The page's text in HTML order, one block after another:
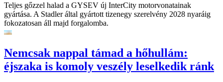
Teljes gőzzel halad a GYSEV új InterCity motorvonatainak
gyártása. A Stadler által gyártott tizenegy szerelvény 2028 nyaráig
fokozatosan áll majd forgalomba.
Nemcsak nappal támad a hőhullám:
éjszaka is komoly veszély leselkedik ránk